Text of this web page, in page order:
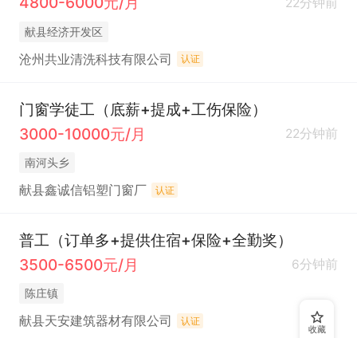
献县经济开发区
沧州共业清洗科技有限公司 认证
门窗学徒工（底薪+提成+工伤保险）
3000-10000元/月
22分钟前
南河头乡
献县鑫诚信铝塑门窗厂 认证
普工（订单多+提供住宿+保险+全勤奖）
3500-6500元/月
6分钟前
陈庄镇
献县天安建筑器材有限公司 认证
收藏